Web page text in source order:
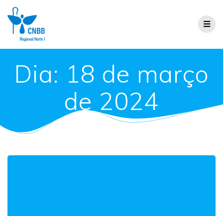
Dia: 18 de março
de 2024